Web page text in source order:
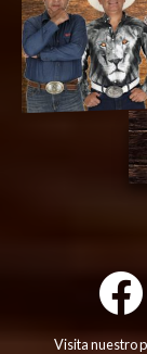
Visita nuestro